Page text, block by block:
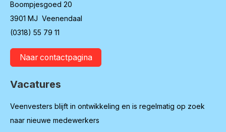
Boompjesgoed 20
3901 MJ Veenendaal
(0318) 55 79 11
Naar contactpagina
Vacatures
Veenvesters blijft in ontwikkeling en is regelmatig op zoek
naar nieuwe medewerkers